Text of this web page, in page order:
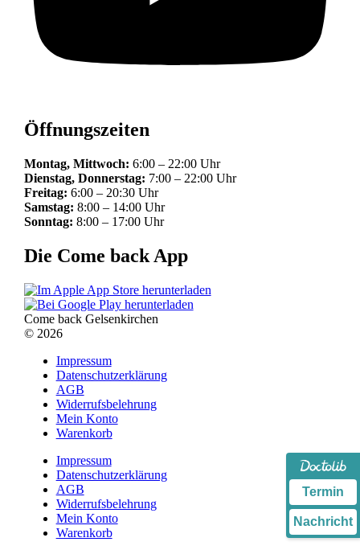
Termin
Nachricht
Öffnungszeiten
Montag, Mittwoch: 6:00 – 22:00 Uhr
Dienstag, Donnerstag: 7:00 – 22:00 Uhr
Freitag: 6:00 – 20:30 Uhr
Samstag: 8:00 – 14:00 Uhr
Sonntag: 8:00 – 17:00 Uhr
Die Come back App
Come back Gelsenkirchen
© 2026
Impressum
Datenschutzerklärung
AGB
Widerrufsbelehrung
Mein Konto
Warenkorb
Impressum
Datenschutzerklärung
AGB
Widerrufsbelehrung
Mein Konto
Warenkorb